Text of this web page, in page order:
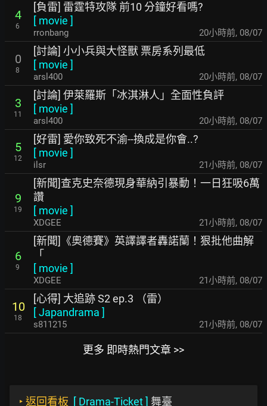
4
6
[負雷] 雷霆特攻隊 前10 分鐘好看嗎?
[ movie ]
rronbang 20小時前, 08/07
0
8
[討論] 小小兵與大怪獸 票房系列最低
[ movie ]
arsl400 20小時前, 08/07
3
11
[討論] 伊萊羅斯「冰淇淋人」全面性負評
[ movie ]
arsl400 20小時前, 08/07
5
12
[好雷] 愛你致死不渝--換成是你會..?
[ movie ]
ilsr 21小時前, 08/07
9
19
[新聞]查克史奈德現身華納引暴動！一日狂吸6萬
讚
[ movie ]
XDGEE 21小時前, 08/07
6
9
[新聞]《奧德賽》英譯譯者轟諾蘭！狠批他曲解
「
[ movie ]
XDGEE 21小時前, 08/07
10
18
[心得] 大追跡 S2 ep.3 （雷）
[Japandrama ]
s811215 21小時前, 08/07
更多 即時熱門文章 >>
‣ 返回看板 [ Drama-Ticket] 舞臺